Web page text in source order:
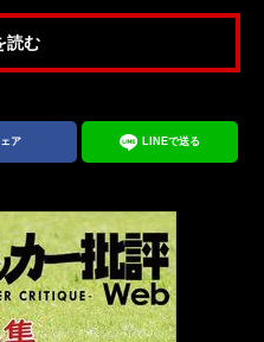
読む
ア LINEで送る